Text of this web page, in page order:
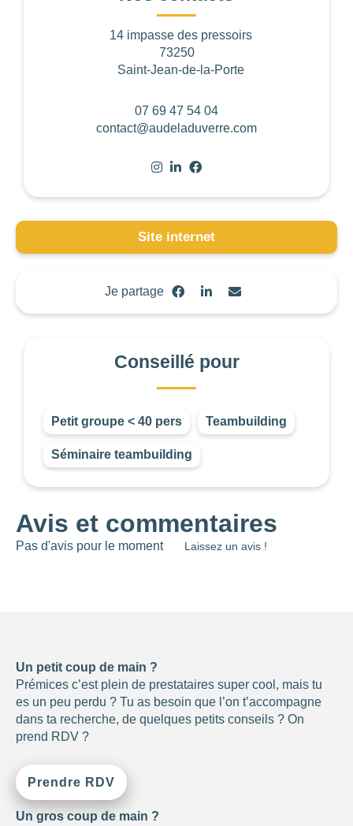
14 impasse des pressoirs
73250
Saint-Jean-de-la-Porte
07 69 47 54 04
contact@audeladuverre.com
Site internet
Je partage
Conseillé pour
Petit groupe < 40 pers Teambuilding
Séminaire teambuilding
Avis et commentaires
Pas d'avis pour le moment Laissez un avis !
Un petit coup de main ?
Prémices c’est plein de prestataires super cool, mais tu
es un peu perdu ? Tu as besoin que l’on t’accompagne
dans ta recherche, de quelques petits conseils ? On
prend RDV ?
Prendre RDV
Un gros coup de main ?
BUDGET PAR PERSONNE
NOMBRE DE PERSONNES
BUDGET DE LA PRESTATION
Choisir
Les
NOTE
NOMBRE DE
0—15001
OUVERTURE